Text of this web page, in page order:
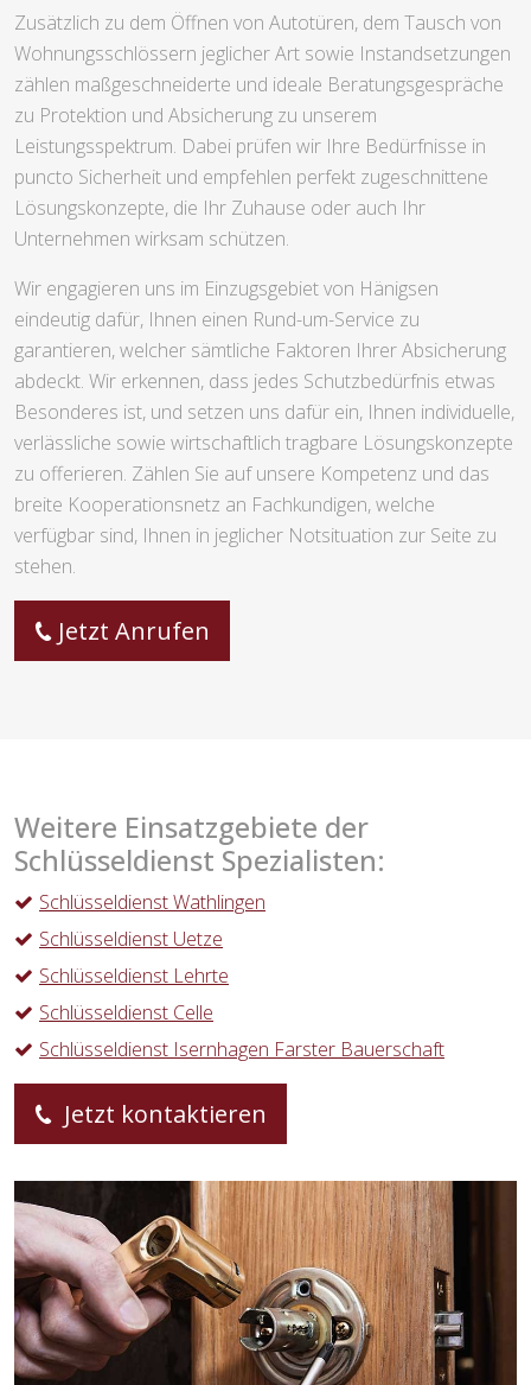
Zusätzlich zu dem Öffnen von Autotüren, dem Tausch von
Wohnungsschlössern jeglicher Art sowie Instandsetzungen
zählen maßgeschneiderte und ideale Beratungsgespräche
zu Protektion und Absicherung zu unserem
Leistungsspektrum. Dabei prüfen wir Ihre Bedürfnisse in
puncto Sicherheit und empfehlen perfekt zugeschnittene
Lösungskonzepte, die Ihr Zuhause oder auch Ihr
Unternehmen wirksam schützen.
Wir engagieren uns im Einzugsgebiet von Hänigsen
eindeutig dafür, Ihnen einen Rund-um-Service zu
garantieren, welcher sämtliche Faktoren Ihrer Absicherung
abdeckt. Wir erkennen, dass jedes Schutzbedürfnis etwas
Besonderes ist, und setzen uns dafür ein, Ihnen individuelle,
verlässliche sowie wirtschaftlich tragbare Lösungskonzepte
zu offerieren. Zählen Sie auf unsere Kompetenz und das
breite Kooperationsnetz an Fachkundigen, welche
verfügbar sind, Ihnen in jeglicher Notsituation zur Seite zu
stehen.
Jetzt Anrufen
Weitere Einsatzgebiete der
Schlüsseldienst Spezialisten:
Schlüsseldienst Wathlingen
Schlüsseldienst Uetze
Schlüsseldienst Lehrte
Schlüsseldienst Celle
Schlüsseldienst Isernhagen Farster Bauerschaft
Jetzt kontaktieren